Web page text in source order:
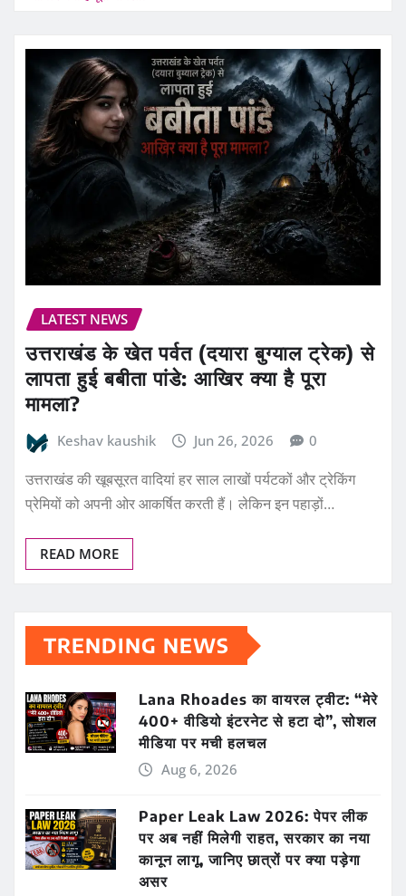
LATEST NEWS
उत्तराखंड के खेत पर्वत (दयारा बुग्याल ट्रेक) से
लापता हुई बबीता पांडे: आखिर क्या है पूरा
मामला?
Keshav kaushik Jun 26, 2026 0
उत्तराखंड की खूबसूरत वादियां हर साल लाखों पर्यटकों और ट्रेकिंग
प्रेमियों को अपनी ओर आकर्षित करती हैं। लेकिन इन पहाड़ों…
READ MORE
TRENDING NEWS
Lana Rhoades का वायरल ट्वीट: “मेरे
400+ वीडियो इंटरनेट से हटा दो”, सोशल
मीडिया पर मची हलचल
Aug 6, 2026
Paper Leak Law 2026: पेपर लीक
पर अब नहीं मिलेगी राहत, सरकार का नया
कानून लागू, जानिए छात्रों पर क्या पड़ेगा
असर